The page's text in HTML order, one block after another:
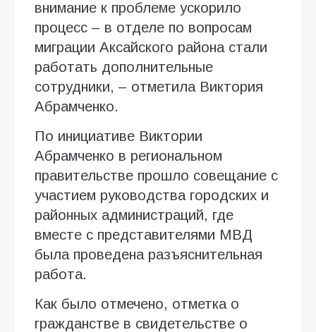
внимание к проблеме ускорило
процесс – в отделе по вопросам
миграции Аксайского района стали
работать дополнительные
сотрудники, – отметила Виктория
Абрамченко.
По инициативе Виктории
Абрамченко в региональном
правительстве прошло совещание с
участием руководства городских и
районных администраций, где
вместе с представителями МВД
была проведена разъяснительная
работа.
Как было отмечено, отметка о
гражданстве в свидетельстве о